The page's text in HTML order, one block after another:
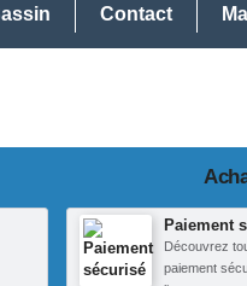
Contact
Paiement
Découvrez
paiement